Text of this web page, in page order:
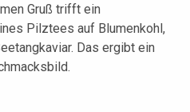
Gruß trifft ein
Pilztees auf Blumenkohl,
Das ergibt ein